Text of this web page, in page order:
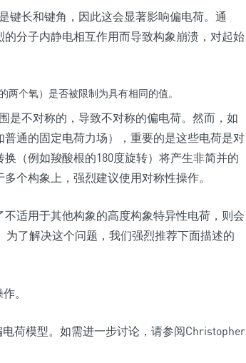
键长和键角，因此这会显著影响偏电荷。通
分子内静电相互作用而导致构象崩溃，对起始
个氧）是否被限制为具有相同的值。
是不对称的，导致不对称的偏电荷。然而，如
通的固定电荷力场），重要的是这些电荷是对
（例如羧酸根的180度旋转）将产生非简并的
个构象上，强烈建议使用对称性操作。
适用于其他构象的高度构象特异性电荷，则会
了解决这个问题，我们强烈推荐下面描述的
。
荷模型。如需进一步讨论，请参阅Christopher